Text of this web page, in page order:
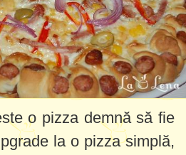
o pizza demnă să fie
la o pizza simplă,